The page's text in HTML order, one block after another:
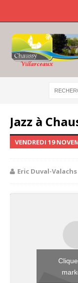
Jazz à
VENDREDI 19
Eric Duval-Valachs